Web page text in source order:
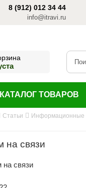
8 (912) 012 34 44
info@itravi.ru
КАТАЛОГ ТОВАРОВ
Статьи Информационные
на связи